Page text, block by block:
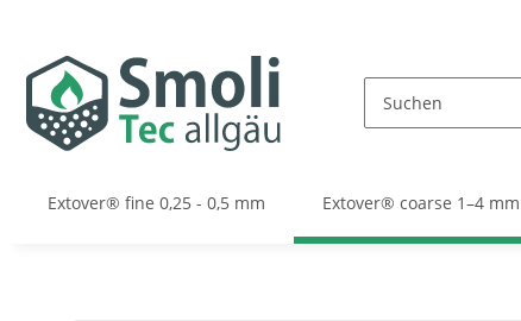
Extover® fine 0,25 - 0,5 mm Extover® coarse 1–4 mm